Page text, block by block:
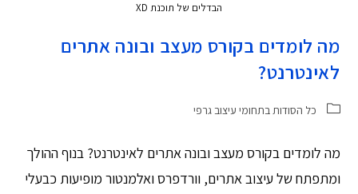
הבדלים של תוכנת XD
מה לומדים בקורס מעצב ובונה אתרים
לאינטרנט?
כל הסודות בתחומי עיצוב גרפי
מה לומדים בקורס מעצב ובונה אתרים לאינטרנט? בנוף ההולך
ומתפתח של עיצוב אתרים, וורדפרס ואלמנטור מופיעות כבעלי